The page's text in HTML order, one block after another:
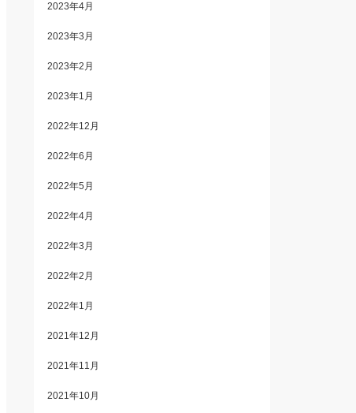
2023年4月
2023年3月
2023年2月
2023年1月
2022年12月
2022年6月
2022年5月
2022年4月
2022年3月
2022年2月
2022年1月
2021年12月
2021年11月
2021年10月